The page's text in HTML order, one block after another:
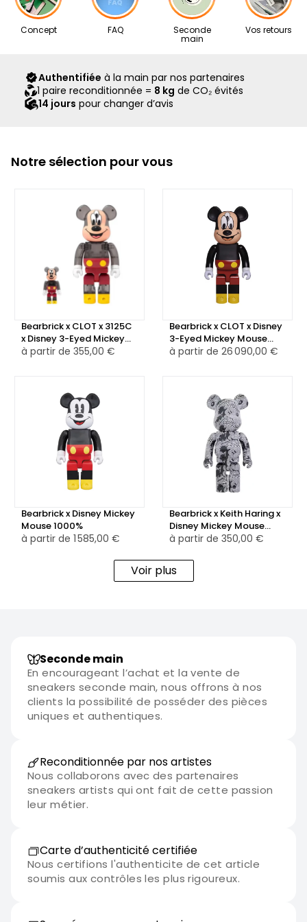
Nos articles proviennent exclusivement de notre réseau de
revendeurs partenaires, sélectionnés avec soin pour leur
scellé Second Step attestant qu’ils ont été contrôlés et
expédiés par notre équipe.
Concept FAQ Seconde
main
Vos retours
Authentifiée à la main par nos partenaires
1 paire reconditionnée = 8 kg de CO₂ évités
14 jours pour changer d’avis
Notre sélection pour vous
Bearbrick x CLOT x 3125C
x Disney 3-Eyed Mickey
Mouse 100% & 400% Set
à partir de 355,00 €
Bearbrick x CLOT x Disney
3-Eyed Mickey Mouse
1000%
à partir de 26 090,00 €
Bearbrick x Disney Mickey
Mouse 1000%
à partir de 1 585,00 €
Bearbrick x Keith Haring x
Disney Mickey Mouse
1000%
à partir de 350,00 €
Voir plus
Seconde main
En encourageant l’achat et la vente de
sneakers seconde main, nous offrons à nos
clients la possibilité de posséder des pièces
uniques et authentiques.
Reconditionnée par nos artistes
Nous collaborons avec des partenaires
sneakers artists qui ont fait de cette passion
leur métier.
Carte d’authenticité certifiée
Nous certifions l'authenticite de cet article
soumis aux contrôles les plus rigoureux.